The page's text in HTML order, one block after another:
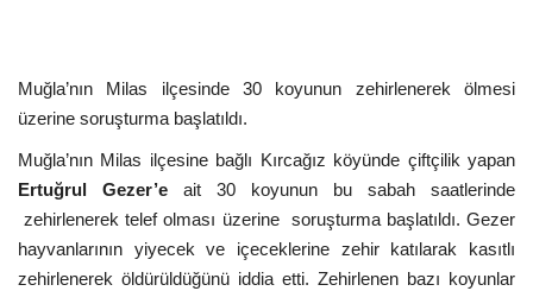
Muğla’nın Milas ilçesinde 30 koyunun zehirlenerek ölmesi
üzerine soruşturma başlatıldı.
Muğla’nın Milas ilçesine bağlı Kırcağız köyünde çiftçilik yapan
Ertuğrul Gezer’e ait 30 koyunun bu sabah saatlerinde
zehirlenerek telef olması üzerine soruşturma başlatıldı. Gezer
hayvanlarının yiyecek ve içeceklerine zehir katılarak kasıtlı
zehirlenerek öldürüldüğünü iddia etti. Zehirlenen bazı koyunlar